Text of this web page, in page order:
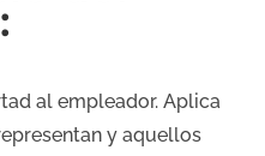
al empleador. Aplica
y aquellos